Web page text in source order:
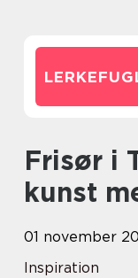
Frisør i Tromsø: Skaper
kunst
01 november
Inspiration